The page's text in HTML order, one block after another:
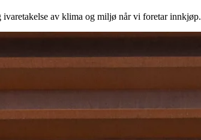
av klima og miljø når vi foretar innkjøp.